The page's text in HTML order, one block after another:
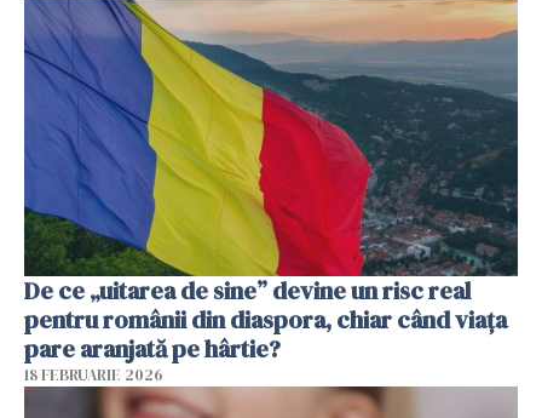
De ce „uitarea de sine” devine un risc real
pentru românii din diaspora, chiar când viața
pare aranjată pe hârtie?
18 FEBRUARIE 2026